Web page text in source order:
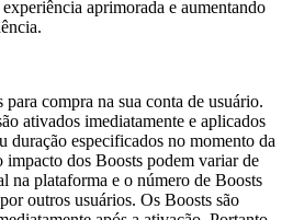
aprimorada e aumentando
compra na sua conta de usuário.
ativados imediatamente e aplicados
duração especificados no momento da
dos Boosts podem variar de
na plataforma e o número de Boosts
outros usuários. Os Boosts são